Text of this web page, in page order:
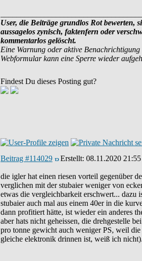
User, die Beiträge grundlos Rot bewerten,
aussagelos zynisch, faktenfern oder
kommentarlos gelöscht.
Eine Warnung oder aktive
Webformular kann eine Sperre wieder
Findest Du dieses Posting gut?
Beitrag #114029 Erstellt: 08.11.2020 21:55
die igler hat einen riesen vorteil gegenüber
verglichen mit der stubaier weniger von
etwas die vergleichbarkeit erschwert... dazu
stubaier auch mal aus einem 40er in die
dann profitiert hätte, ist wieder ein anderes
aber hats nicht geheissen, die drehgestelle
pro tonne gewicht auch weniger PS, weil
gleiche elektronik drinnen ist, weiß ich